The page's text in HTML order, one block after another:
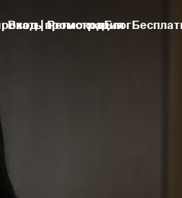
промокодБлог
Вход | Регистрация